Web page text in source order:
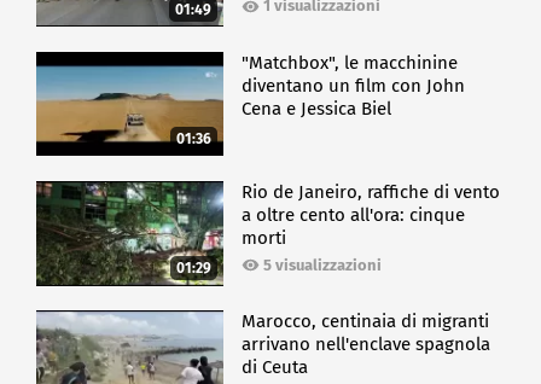
01:49 1 visualizzazioni
01:36
"Matchbox", le macchinine
diventano un film con John
Cena e Jessica Biel
01:29
Rio de Janeiro, raffiche di vento
a oltre cento all'ora: cinque
morti
5 visualizzazioni
Marocco, centinaia di migranti
arrivano nell'enclave spagnola
di Ceuta